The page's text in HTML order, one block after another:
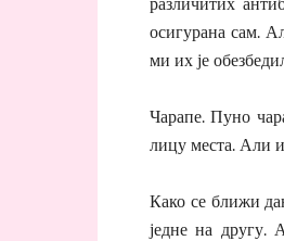
различитих
осигурана сам.
ми их је
Чарапе. Пуно
лицу места. Али
Како се ближи
једне на другу.